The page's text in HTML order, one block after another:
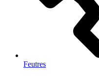
Feutres